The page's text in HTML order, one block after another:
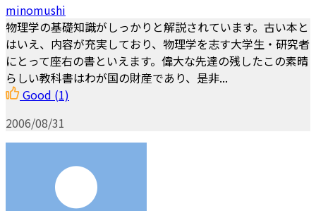
minomushi
物理学の基礎知識がしっかりと解説されています。古い本と
はいえ、内容が充実しており、物理学を志す大学生・研究者
にとって座右の書といえます。偉大な先達の残したこの素晴
らしい教科書はわが国の財産であり、是非...
Good (1)
2006/08/31